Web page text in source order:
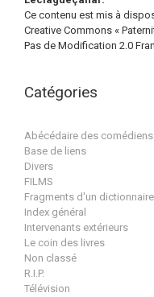
Ce contenu est mis à
Creative Commons «
Pas de Modification 2.0
Catégories
Abécédaire des
Base de liens
Divers
FILMS
Fragments d'un
Index général
Intervenants extérieurs
Le coin des livres
Non classé
R.I.P.
Télévision